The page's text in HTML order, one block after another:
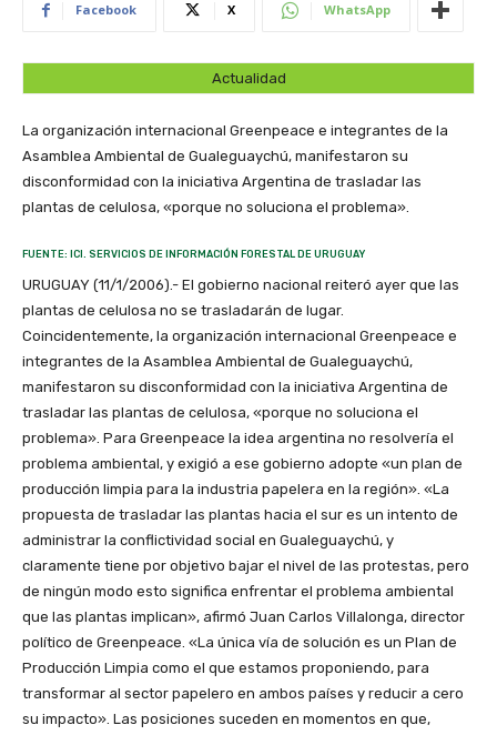
Facebook X WhatsApp
Actualidad
La organización internacional Greenpeace e integrantes de la
Asamblea Ambiental de Gualeguaychú, manifestaron su
disconformidad con la iniciativa Argentina de trasladar las
plantas de celulosa, «porque no soluciona el problema».
FUENTE: ICI. SERVICIOS DE INFORMACIÓN FORESTAL DE URUGUAY
URUGUAY (11/1/2006).- El gobierno nacional reiteró ayer que las
plantas de celulosa no se trasladarán de lugar.
Coincidentemente, la organización internacional Greenpeace e
integrantes de la Asamblea Ambiental de Gualeguaychú,
manifestaron su disconformidad con la iniciativa Argentina de
trasladar las plantas de celulosa, «porque no soluciona el
problema». Para Greenpeace la idea argentina no resolvería el
problema ambiental, y exigió a ese gobierno adopte «un plan de
producción limpia para la industria papelera en la región». «La
propuesta de trasladar las plantas hacia el sur es un intento de
administrar la conflictividad social en Gualeguaychú, y
claramente tiene por objetivo bajar el nivel de las protestas, pero
de ningún modo esto significa enfrentar el problema ambiental
que las plantas implican», afirmó Juan Carlos Villalonga, director
político de Greenpeace. «La única vía de solución es un Plan de
Producción Limpia como el que estamos proponiendo, para
transformar al sector papelero en ambos países y reducir a cero
su impacto». Las posiciones suceden en momentos en que,